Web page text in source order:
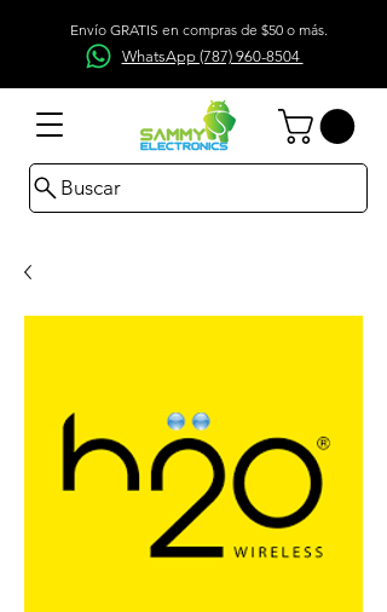
Envío GRATIS en compras de $50 o más.
WhatsApp (787) 960-8504
Buscar